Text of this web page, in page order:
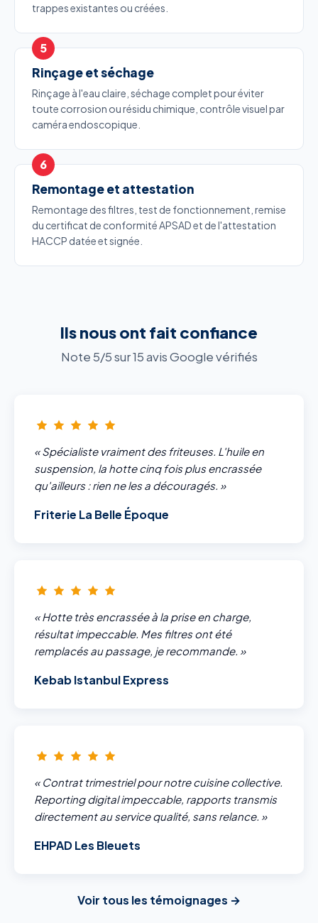
trappes existantes ou créées.
Rinçage et séchage
Rinçage à l'eau claire, séchage complet pour éviter
toute corrosion ou résidu chimique, contrôle visuel par
caméra endoscopique.
Remontage et attestation
Remontage des filtres, test de fonctionnement, remise
du certificat de conformité APSAD et de l'attestation
HACCP datée et signée.
Ils nous ont fait confiance
Note 5/5 sur 15 avis Google vérifiés
« Spécialiste vraiment des friteuses. L'huile en
suspension, la hotte cinq fois plus encrassée
qu'ailleurs : rien ne les a découragés. »
Friterie La Belle Époque
« Hotte très encrassée à la prise en charge,
résultat impeccable. Mes filtres ont été
remplacés au passage, je recommande. »
Kebab Istanbul Express
« Contrat trimestriel pour notre cuisine collective.
Reporting digital impeccable, rapports transmis
directement au service qualité, sans relance. »
EHPAD Les Bleuets
Voir tous les témoignages →